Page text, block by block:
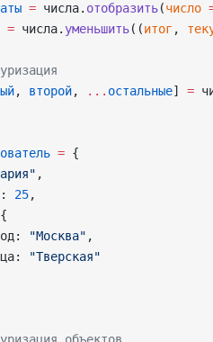
= числа. отобразить(число
= числа. уменьшить((итог ,
, второй, ... остальные] =
= {
,
25,
"Москва" ,
"Тверская"